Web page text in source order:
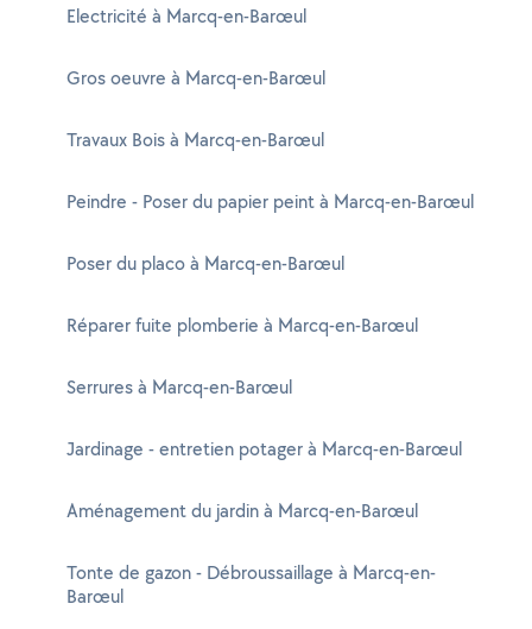
Electricité à Marcq-en-Barœul
Gros oeuvre à Marcq-en-Barœul
Travaux Bois à Marcq-en-Barœul
Peindre - Poser du papier peint à Marcq-en-Barœul
Poser du placo à Marcq-en-Barœul
Réparer fuite plomberie à Marcq-en-Barœul
Serrures à Marcq-en-Barœul
Jardinage - entretien potager à Marcq-en-Barœul
Aménagement du jardin à Marcq-en-Barœul
Tonte de gazon - Débroussaillage à Marcq-en-
Barœul